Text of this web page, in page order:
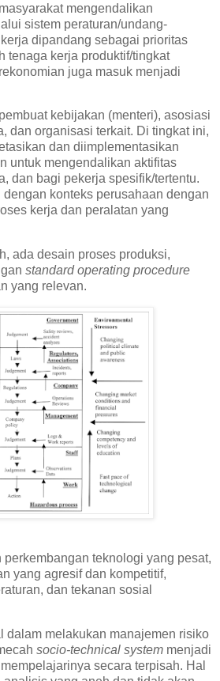
mengendalikan
sistem peraturan/undang-
dipandang sebagai prioritas
tenaga kerja produktif/tingkat
juga masuk menjadi
kebijakan (menteri), asosiasi
dan organisasi terkait. Di tingkat ini,
dan diimplementasikan
untuk mengendalikan aktifitas
dan bagi pekerja spesifik/tertentu.
konteks perusahaan dengan
kerja dan peralatan yang
ada desain proses produksi,
standard operating procedure
yang relevan.
teknologi yang pesat,
yang agresif dan kompetitif,
dan tekanan sosial
dalam melakukan manajemen risiko
socio-technical system menjadi
secara terpisah. Hal